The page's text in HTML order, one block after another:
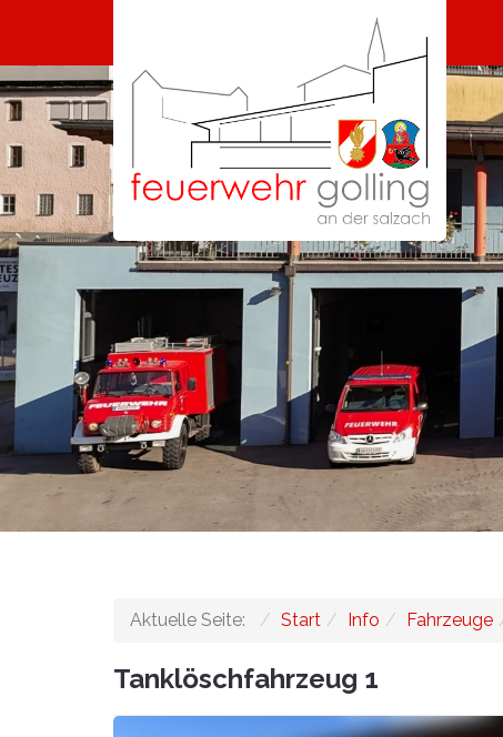
Aktuelle Seite: Start Info Fahrzeuge
Tanklöschfahrzeug 1